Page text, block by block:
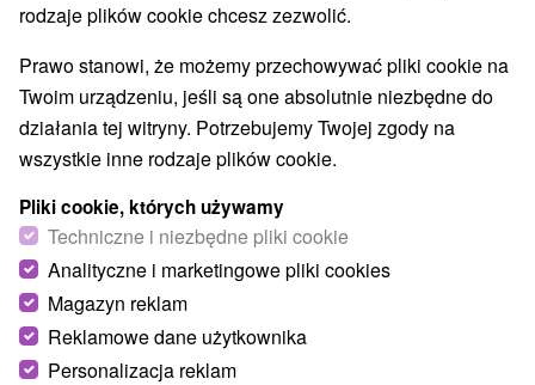
rodzaje plików cookie chcesz zezwolić.
Prawo stanowi, że możemy przechowywać pliki cookie na
Twoim urządzeniu, jeśli są one absolutnie niezbędne do
działania tej witryny. Potrzebujemy Twojej zgody na
wszystkie inne rodzaje plików cookie.
Pliki cookie, których używamy
Techniczne i niezbędne pliki cookie
Analityczne i marketingowe pliki cookies
Magazyn reklam
Reklamowe dane użytkownika
Personalizacja reklam